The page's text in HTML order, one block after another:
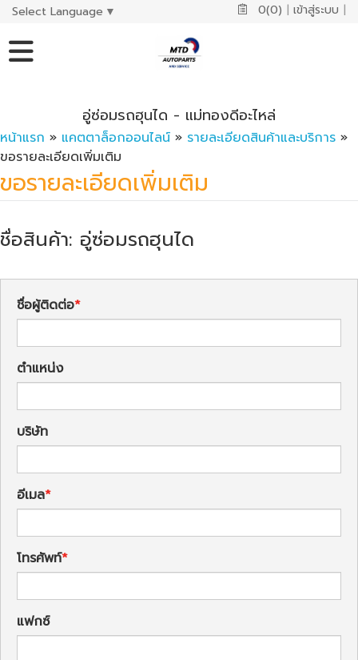
Select Language ▼ 0(0) | เข้าสู่ระบบ |
อู่ซ่อมรถฮุนได - แม่ทองดีอะไหล่
หน้าแรก » แคตตาล็อกออนไลน์ » รายละเอียดสินค้าและบริการ »
ขอรายละเอียดเพิ่มเติม
ขอรายละเอียดเพิ่มเติม
ชื่อสินค้า: อู่ซ่อมรถฮุนได
ชื่อผู้ติดต่อ
ตำแหน่ง
บริษัท
อีเมล
โทรศัพท์
แฟกซ์